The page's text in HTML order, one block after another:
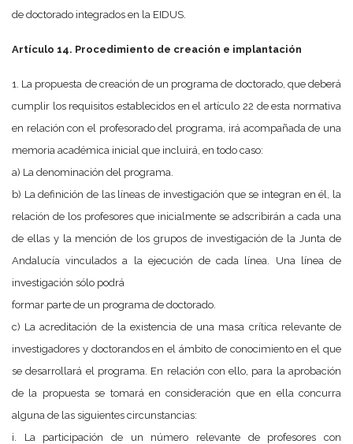
de doctorado integrados en la EIDUS.
Artículo 14. Procedimiento de creación e implantación
1. La propuesta de creación de un programa de doctorado, que deberá
cumplir los requisitos establecidos en el artículo 22 de esta normativa
en relación con el profesorado del programa, irá acompañada de una
memoria académica inicial que incluirá, en todo caso:
a) La denominación del programa.
b) La definición de las líneas de investigación que se integran en él, la
relación de los profesores que inicialmente se adscribirán a cada una
de ellas y la mención de los grupos de investigación de la Junta de
Andalucía vinculados a la ejecución de cada línea. Una línea de
investigación sólo podrá
formar parte de un programa de doctorado.
c) La acreditación de la existencia de una masa crítica relevante de
investigadores y doctorandos en el ámbito de conocimiento en el que
se desarrollará el programa. En relación con ello, para la aprobación
de la propuesta se tomará en consideración que en ella concurra
alguna de las siguientes circunstancias:
i. La participación de un número relevante de profesores con